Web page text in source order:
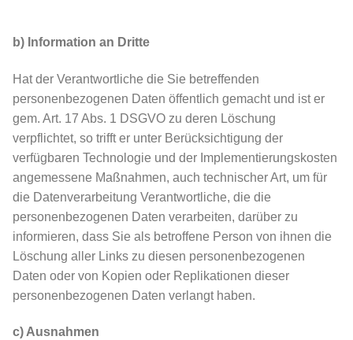
b) Information an Dritte
Hat der Verantwortliche die Sie betreffenden
personenbezogenen Daten öffentlich gemacht und ist er
gem. Art. 17 Abs. 1 DSGVO zu deren Löschung
verpflichtet, so trifft er unter Berücksichtigung der
verfügbaren Technologie und der Implementierungskosten
angemessene Maßnahmen, auch technischer Art, um für
die Datenverarbeitung Verantwortliche, die die
personenbezogenen Daten verarbeiten, darüber zu
informieren, dass Sie als betroffene Person von ihnen die
Löschung aller Links zu diesen personenbezogenen
Daten oder von Kopien oder Replikationen dieser
personenbezogenen Daten verlangt haben.
c) Ausnahmen